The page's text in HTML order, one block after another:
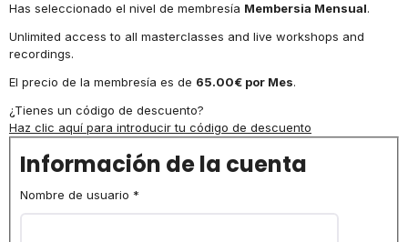
Has seleccionado el nivel de membresía Membersia Mensual.
Unlimited access to all masterclasses and live workshops and
recordings.
El precio de la membresía es de 65.00€ por Mes.
¿Tienes un código de descuento?
Haz clic aquí para introducir tu código de descuento
Información de la cuenta
Nombre de usuario *